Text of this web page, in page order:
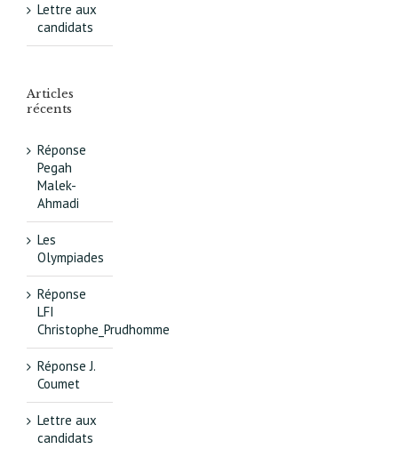
Lettre aux
candidats
Articles
récents
Réponse
Pegah
Malek-
Ahmadi
Les
Olympiades
Réponse
LFI
Christophe_Prudhomme
Réponse J.
Coumet
Lettre aux
candidats